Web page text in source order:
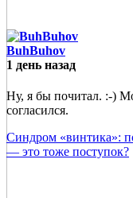
BuhBuhov
1 день назад
Ну, я бы почитал. :-)
согласился.
Синдром «винтика»:
— это тоже поступок?